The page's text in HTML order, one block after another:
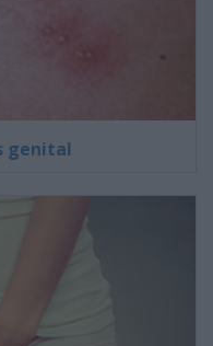
genital